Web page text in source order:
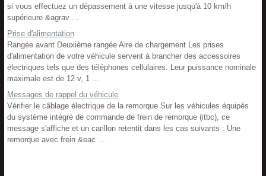
si vous effectuez un dépassement à une vitesse jusqu'à 10 km/h
supérieure &agrav ...
Prise d'alimentation
Rangée avant Deuxième rangée Aire de chargement Les prises
d'alimentation de votre véhicule servent à brancher des accessoires
électriques tels que des téléphones cellulaires. Leur puissance nominale
maximale est de 12 v, 1 ...
Messages de rappel du véhicule
Vérifier le câblage électrique de la remorque Sur les véhicules équipés
du système intégré de commande de frein de remorque (itbc), ce
message s'affiche et un carillon retentit dans les cas suivants : Une
remorque avec frein &eac ...